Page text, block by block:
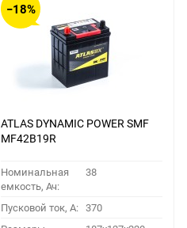
−18%
ATLAS DYNAMIC POWER SMF
MF42B19R
Номинальная
емкость, Ач:
38
Пусковой ток, A: 370